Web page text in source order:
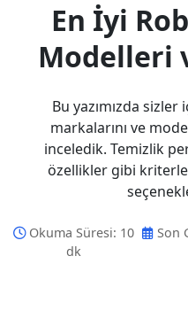
En İyi
Modelleri
Bu yazımızda
markalarını ve
inceledik. Temizlik
özellikler gibi
Okuma Süresi: 10
dk
Son